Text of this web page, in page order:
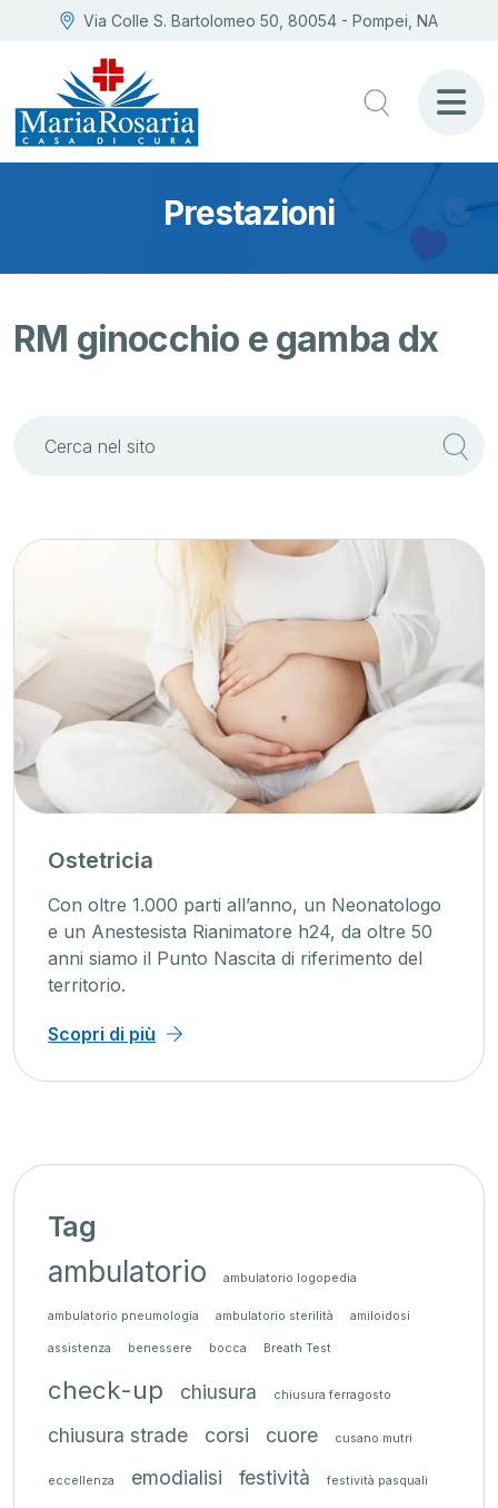
Via Colle S. Bartolomeo 50, 80054 - Pompei, NA
Prestazioni
RM ginocchio e gamba dx
Ostetricia
Con oltre 1.000 parti all’anno, un Neonatologo
e un Anestesista Rianimatore h24, da oltre 50
anni siamo il Punto Nascita di riferimento del
territorio.
Scopri di più
Tag
ambulatorio ambulatorio logopedia
ambulatorio pneumologia ambulatorio sterilità amiloidosi
assistenza benessere bocca Breath Test
check-up chiusura chiusura ferragosto
chiusura strade corsi cuore cusano mutri
eccellenza emodialisi festività festività pasquali